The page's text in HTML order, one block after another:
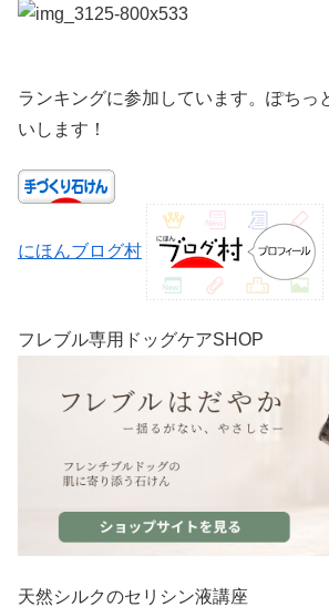
ランキングに参加しています。ぽちっ
いします！
にほんブログ村
フレブル専用ドッグケアSHOP
天然シルクのセリシン液講座